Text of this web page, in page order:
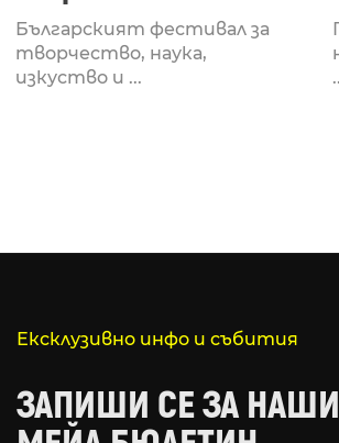
Fabrizio Mammarella
за откриването си
Българският фестивал за
творчество, наука,
изкуство и ...
Ексклузивно инфо и събития
ЗАПИШИ СЕ ЗА